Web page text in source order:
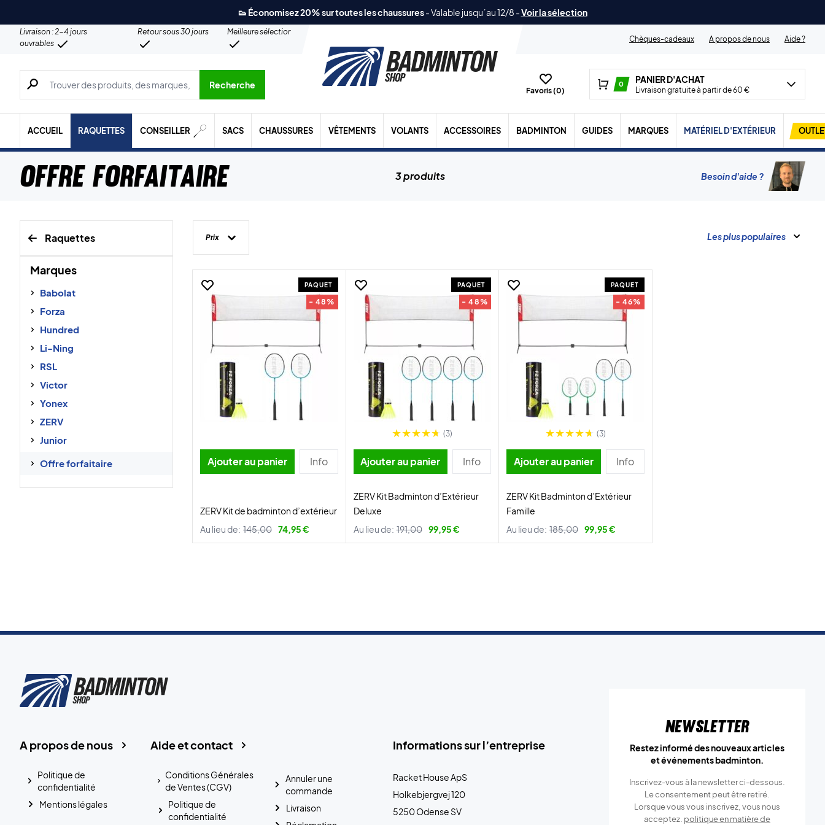
👟 Économisez 20% sur toutes les chaussures-Valable jusqu´au 12/8 -Voir la sélection
Livraison : 2-4 jours
ouvrables
Retour sous 30 jours
Meilleure sélection
Chèques-cadeaux
A propos de nous Aide ?
Recherche de produits, de marques, etc.
Recherche
Favoris (0)
0 PANIER D'ACHAT
Livraison gratuite à partir de 60 €
ACCUEIL RAQUETTES CONSEILLER SACS CHAUSSURES VÊTEMENTS VOLANTS ACCESSOIRES BADMINTON GUIDES MARQUES MATÉRIEL D'EXTÉRIEUR
Offre forfaitaire 3 produits Besoin d'aide ?
Raquettes
Marques
Babolat
Forza
Hundred
Li-Ning
RSL
Victor
Yonex
ZERV
Junior
Offre forfaitaire
Prix Les plus populaires
PAQUET
- 48%
Ajouter au panier Info
ZERV Kit de badminton d’extérieur
Au lieu de: 145,00 74,95 €
PAQUET
- 48%
(3)
Ajouter au panier Info
ZERV Kit Badminton d’Extérieur
Deluxe
Au lieu de: 191,00 99,95 €
PAQUET
- 46%
(3)
Ajouter au panier Info
ZERV Kit Badminton d’Extérieur
Famille
Au lieu de: 185,00 99,95 €
Informations sur l’entreprise
Racket House ApS
Holkebjergvej 120
5250 Odense SV
Aide et contact
Conditions Générales
de Ventes (CGV)
Politique de
confidentialité
Annuler une
commande
Livraison
A propos de nous
Politique de
confidentialité
Mentions légales
Newsletter
Restez informé des nouveaux articles
et événements badminton.
Inscrivez-vous à la newsletter ci-dessous.
Le consentement peut être retiré.
Lorsque vous vous inscrivez, vous nous
acceptez. politique en matière de